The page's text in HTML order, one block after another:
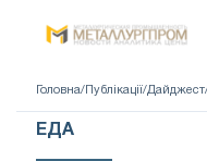
Головна/ Публікації/Дайджест
ЕДА